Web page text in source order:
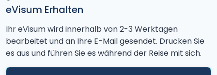
eVisum Erhalten
Ihr eVisum wird innerhalb von 2-3 Werktagen
bearbeitet und an Ihre E-Mail gesendet. Drucken Sie
es aus und führen Sie es während der Reise mit sich.